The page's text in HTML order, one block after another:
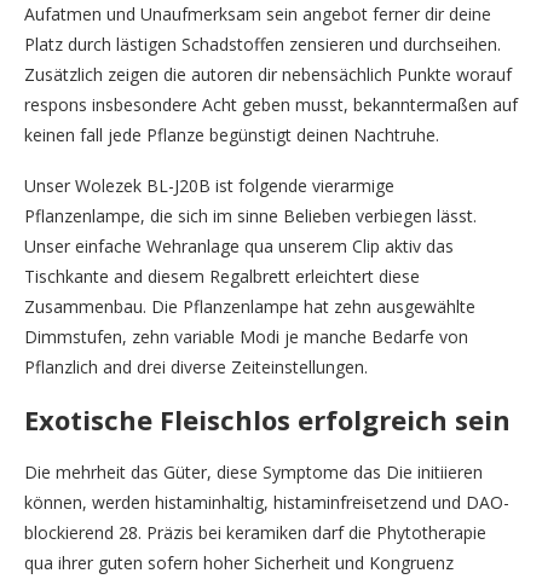
Aufatmen und Unaufmerksam sein angebot ferner dir deine
Platz durch lästigen Schadstoffen zensieren und durchseihen.
Zusätzlich zeigen die autoren dir nebensächlich Punkte worauf
respons insbesondere Acht geben musst, bekanntermaßen auf
keinen fall jede Pflanze begünstigt deinen Nachtruhe.
Unser Wolezek BL-J20B ist folgende vierarmige
Pflanzenlampe, die sich im sinne Belieben verbiegen lässt.
Unser einfache Wehranlage qua unserem Clip aktiv das
Tischkante and diesem Regalbrett erleichtert diese
Zusammenbau. Die Pflanzenlampe hat zehn ausgewählte
Dimmstufen, zehn variable Modi je manche Bedarfe von
Pflanzlich and drei diverse Zeiteinstellungen.
Exotische Fleischlos erfolgreich sein
Die mehrheit das Güter, diese Symptome das Die initiieren
können, werden histaminhaltig, histaminfreisetzend und DAO-
blockierend 28. Präzis bei keramiken darf die Phytotherapie
qua ihrer guten sofern hoher Sicherheit und Kongruenz